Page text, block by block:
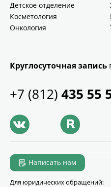
Детское отделение
Косметология
Онкология
Круглосуточная запись
+7 (812) 435 55
Написать нам
Для юридических обращений: